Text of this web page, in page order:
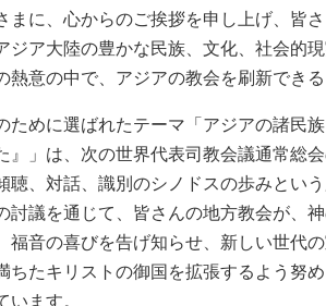
まに、心からのご挨拶を申し上げ、皆
ジア大陸の豊かな民族、文化、社会的
熱意の中で、アジアの教会を刷新できる
めに選ばれたテーマ「アジアの諸民
』」は、次の世界代表司教会議通常総
聴、対話、識別のシノドスの歩みとい
討議を通じて、皆さんの地方教会が、
福音の喜びを告げ知らせ、新しい世代
ちたキリストの御国を拡張するよう努
います。